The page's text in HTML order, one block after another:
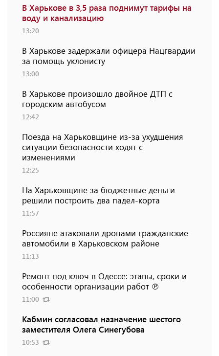
В Харькове в 3,5 раза поднимут тарифы на
воду и канализацию
13:20
В Харькове задержали офицера Нацгвардии
за помощь уклонисту
13:00
В Харькове произошло двойное ДТП с
городским автобусом
12:42
Поезда на Харьковщине из-за ухудшения
ситуации безопасности ходят с
изменениями
12:25
На Харьковщине за бюджетные деньги
решили построить два падел-корта
11:57
Россияне атаковали дронами гражданские
автомобили в Харьковском районе
11:13
Ремонт под ключ в Одессе: этапы, сроки и
особенности организации работ ℗
11:00
Кабмин согласовал назначение шестого
заместителя Олега Синегубова
10:53